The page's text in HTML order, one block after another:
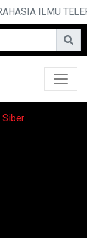
MENGUAK RAHASIA ILMU TELEPATI
Siber